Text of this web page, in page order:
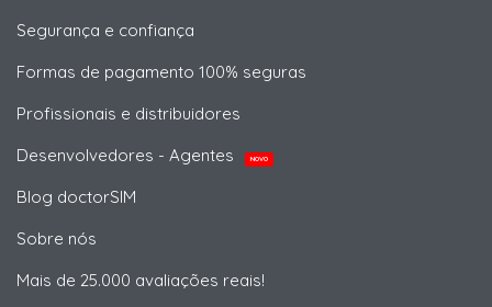
Segurança e confiança
Formas de pagamento 100% seguras
Profissionais e distribuidores
Desenvolvedores - Agentes
NOVO
Blog doctorSIM
Sobre nós
Mais de 25.000 avaliações reais!